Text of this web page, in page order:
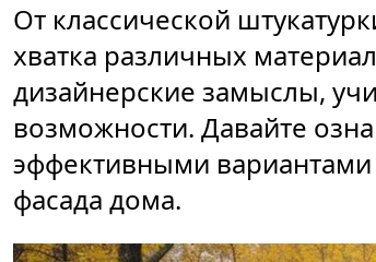
От классической
хватка различных
дизайнерские замыслы,
возможности. Давайте
эффективными вариантами
фасада дома.